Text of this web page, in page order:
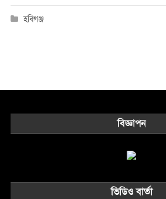
হবিগঞ্জ
বিজ্ঞাপন
ভিডিও বার্তা